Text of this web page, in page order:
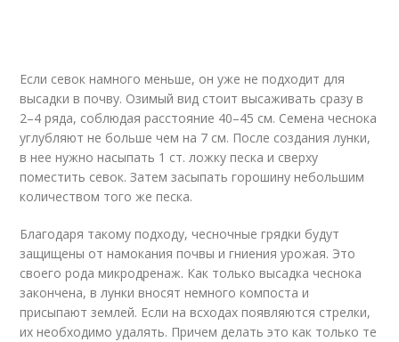
Если севок намного меньше, он уже не подходит для
высадки в почву. Озимый вид стоит высаживать сразу в
2–4 ряда, соблюдая расстояние 40–45 см. Семена чеснока
углубляют не больше чем на 7 см. После создания лунки,
в нее нужно насыпать 1 ст. ложку песка и сверху
поместить севок. Затем засыпать горошину небольшим
количеством того же песка.
Благодаря такому подходу, чесночные грядки будут
защищены от намокания почвы и гниения урожая. Это
своего рода микродренаж. Как только высадка чеснока
закончена, в лунки вносят немного компоста и
присыпают землей. Если на всходах появляются стрелки,
их необходимо удалять. Причем делать это как только те